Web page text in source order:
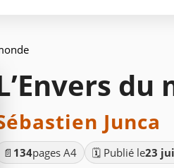
du
Junca
📄 134pages A4 🗓️ Publié le23